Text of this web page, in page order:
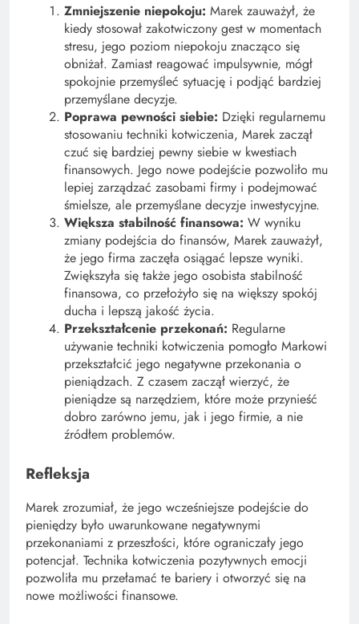
Zmniejszenie niepokoju: Marek zauważył, że
kiedy stosował zakotwiczony gest w momentach
stresu, jego poziom niepokoju znacząco się
obniżał. Zamiast reagować impulsywnie, mógł
spokojnie przemyśleć sytuację i podjąć bardziej
przemyślane decyzje.
Poprawa pewności siebie: Dzięki regularnemu
stosowaniu techniki kotwiczenia, Marek zaczął
czuć się bardziej pewny siebie w kwestiach
finansowych. Jego nowe podejście pozwoliło mu
lepiej zarządzać zasobami firmy i podejmować
śmielsze, ale przemyślane decyzje inwestycyjne.
Większa stabilność finansowa: W wyniku
zmiany podejścia do finansów, Marek zauważył,
że jego firma zaczęła osiągać lepsze wyniki.
Zwiększyła się także jego osobista stabilność
finansowa, co przełożyło się na większy spokój
ducha i lepszą jakość życia.
Przekształcenie przekonań: Regularne
używanie techniki kotwiczenia pomogło Markowi
przekształcić jego negatywne przekonania o
pieniądzach. Z czasem zaczął wierzyć, że
pieniądze są narzędziem, które może przynieść
dobro zarówno jemu, jak i jego firmie, a nie
źródłem problemów.
Refleksja
Marek zrozumiał, że jego wcześniejsze podejście do
pieniędzy było uwarunkowane negatywnymi
przekonaniami z przeszłości, które ograniczały jego
potencjał. Technika kotwiczenia pozytywnych emocji
pozwoliła mu przełamać te bariery i otworzyć się na
nowe możliwości finansowe.